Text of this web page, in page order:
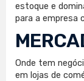
estoque e
para a empresa
Onde tem
em lojas de